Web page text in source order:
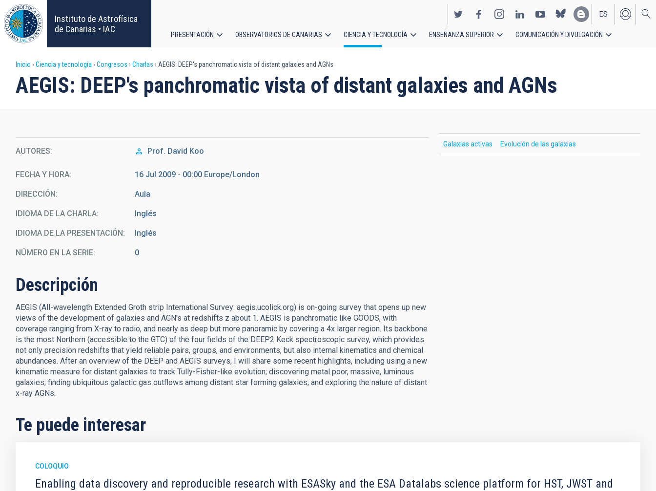
Pasar
al
contenido
principal
Instituto de Astrofísica
de Canarias • IAC
EN
ES
principal
PRESENTACIÓN OBSERVATORIOS DE CANARIAS CIENCIA Y TECNOLOGÍA ENSEÑANZA SUPERIOR COMUNICACIÓN Y DIVULGACIÓN
Sobrescribir
enlaces
ayuda
a
la
navegación
Inicio Ciencia y tecnología Congresos Charlas AEGIS: DEEP's panchromatic vista of distant galaxies and AGNs
AEGIS: DEEP's panchromatic vista of distant galaxies and AGNs
AUTORES Prof. David Koo
FECHA Y HORA 16 Jul 2009 - 00:00 Europe/London
DIRECCIÓN Aula
IDIOMA DE LA CHARLA Inglés
IDIOMA DE LA PRESENTACIÓN Inglés
NÚMERO EN LA SERIE 0
Descripción
AEGIS (All-wavelength Extended Groth strip International Survey: aegis.ucolick.org) is on-going survey that opens up new
views of the development of galaxies and AGN's at redshifts z about 1. AEGIS is panchromatic like GOODS, with
coverage ranging from X-ray to radio, and nearly as deep but more panoramic by covering a 4x larger region. Its backbone
is the most Northern (accessible to the GTC) of the four fields of the DEEP2 Keck spectroscopic survey, which provides
not only precision redshifts that yield reliable pairs, groups, and environments, but also internal kinematics and chemical
abundances. After an overview of the DEEP and AEGIS surveys, I will share some recent highlights, including using a new
kinematic measure for distant galaxies to track Tully-Fisher-like evolution; discovering metal poor, massive, luminous
galaxies; finding ubiquitous galactic gas outflows among distant star forming galaxies; and exploring the nature of distant
x-ray AGNs.
Galaxias activas Evolución de las galaxias
Te puede interesar
COLOQUIO
Enabling data discovery and reproducible research with ESASky and the ESA Datalabs science platform for HST, JWST and